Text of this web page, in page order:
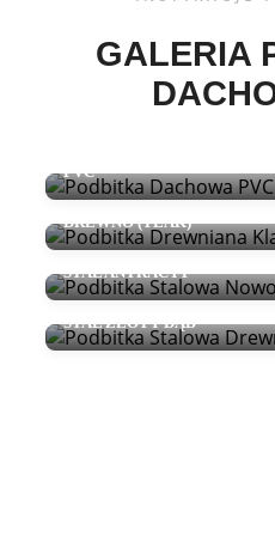
GALERIA
PVC
DREWNO (TEAK)
STAL ANTRACYT
STAL ZŁOTY DĄB